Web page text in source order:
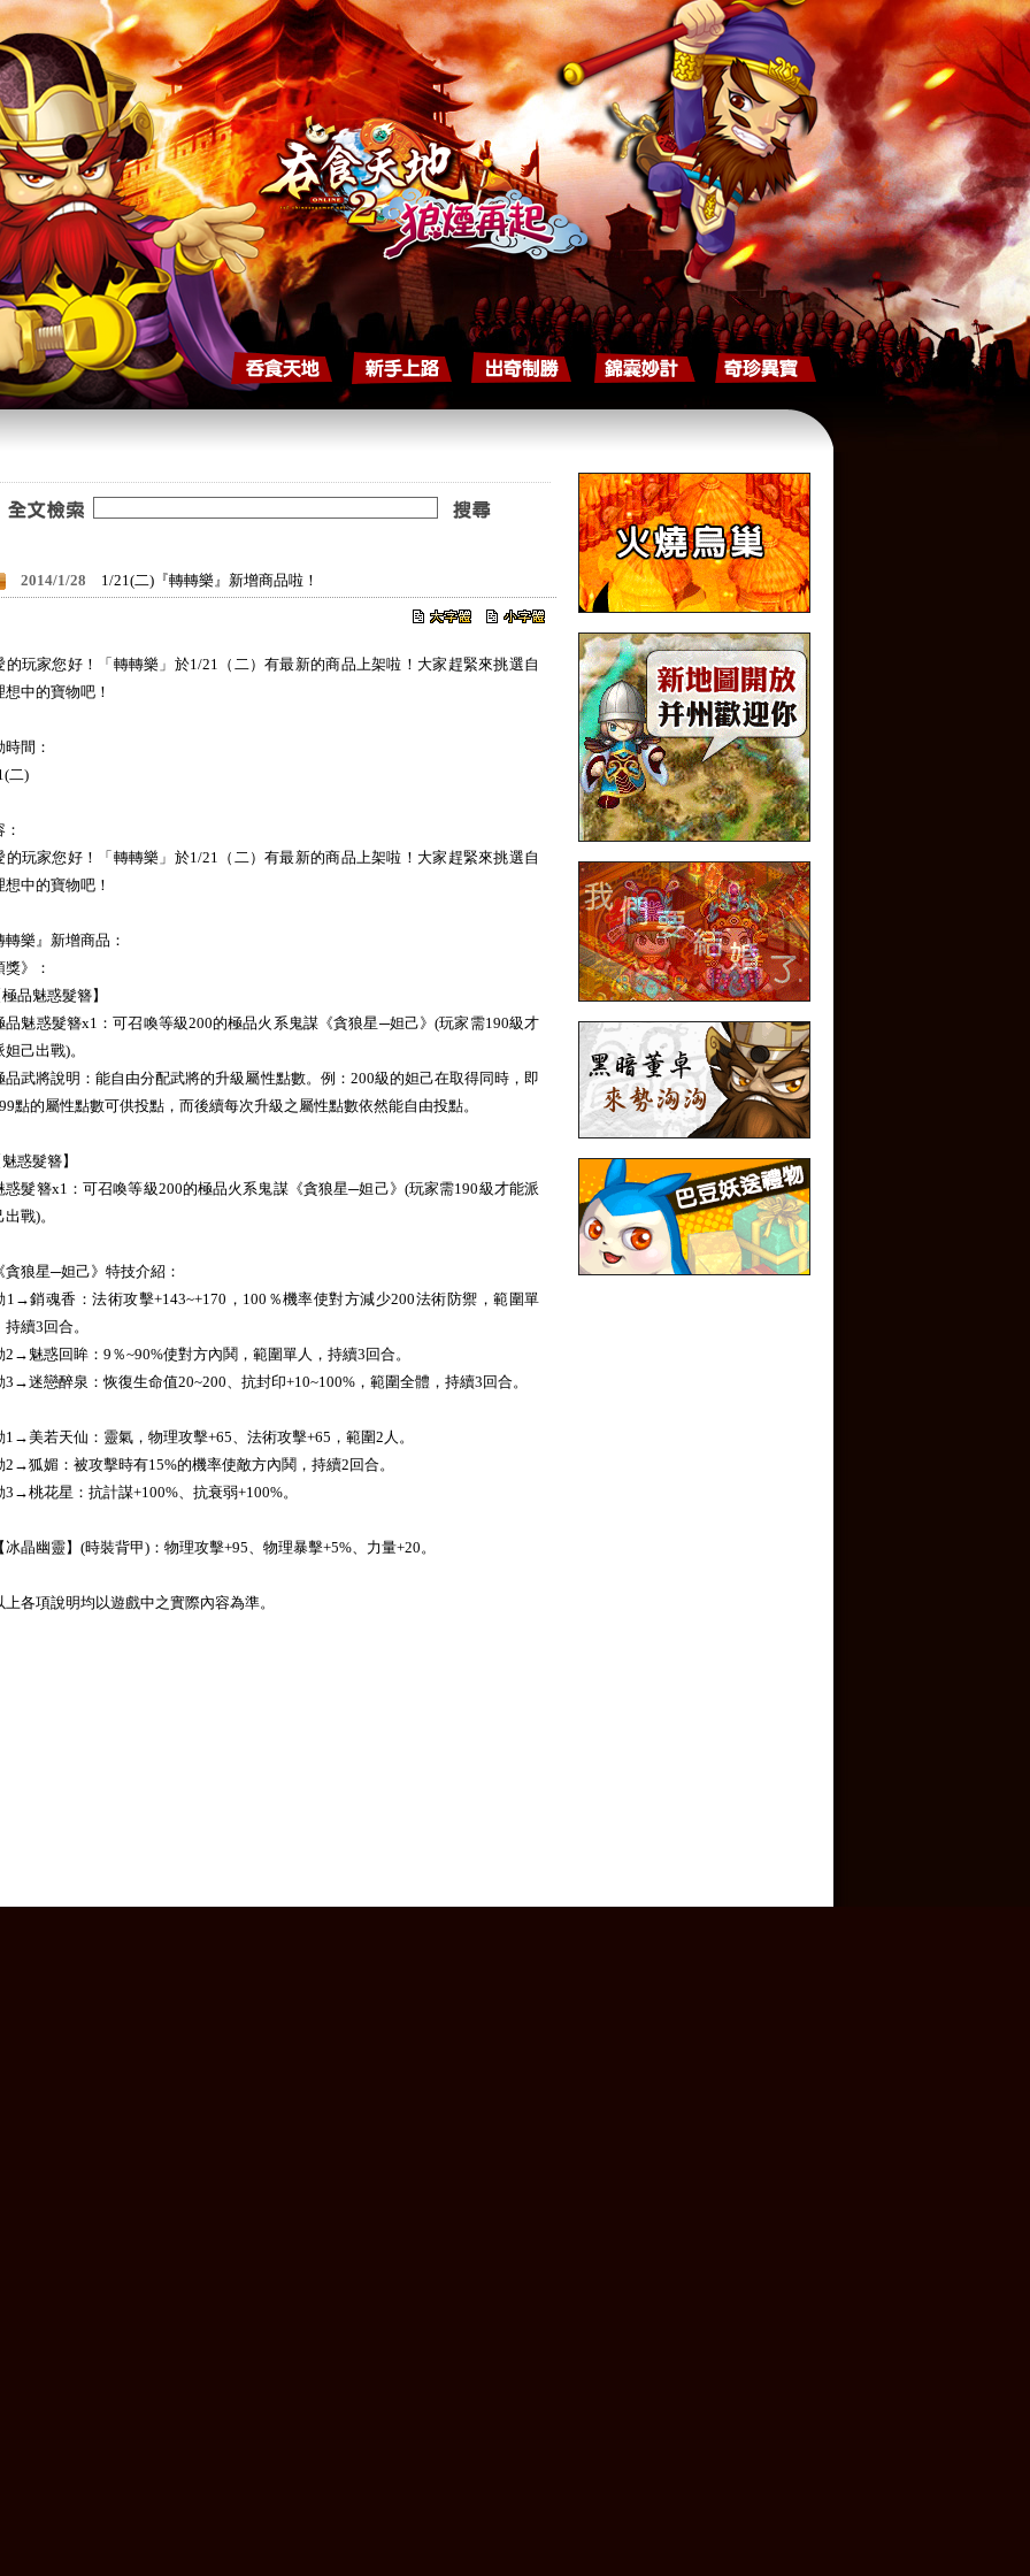
2014/1/28 1/21(二)『轉轉樂』新增商品啦！
的玩家您好！「轉轉樂」於1/21（二）有最新的商品上架啦！大家趕緊來挑選自
想中的寶物吧！
時間：
二)
的玩家您好！「轉轉樂」於1/21（二）有最新的商品上架啦！大家趕緊來挑選自
想中的寶物吧！
轉樂』新增商品：
獎》：
品魅惑髮簪】
魅惑髮簪x1：可召喚等級200的極品火系鬼謀《貪狼星─妲己》(玩家需190級才
妲己出戰)。
武將說明：能自由分配武將的升級屬性點數。例：200級的妲己在取得同時，即
點的屬性點數可供投點，而後續每次升級之屬性點數依然能自由投點。
惑髮簪】
髮簪x1：可召喚等級200的極品火系鬼謀《貪狼星─妲己》(玩家需190級才能派
戰)。
狼星─妲己》特技介紹：
1→銷魂香：法術攻擊+143~+170，100％機率使對方減少200法術防禦，範圍單
持續3回合。
2→魅惑回眸：9％~90%使對方內鬨，範圍單人，持續3回合。
3→迷戀醉泉：恢復生命值20~200、抗封印+10~100%，範圍全體，持續3回合。
1→美若天仙：靈氣，物理攻擊+65、法術攻擊+65，範圍2人。
2→狐媚：被攻擊時有15%的機率使敵方內鬨，持續2回合。
3→桃花星：抗計謀+100%、抗衰弱+100%。
冰晶幽靈】(時裝背甲)：物理攻擊+95、物理暴擊+5%、力量+20。
各項說明均以遊戲中之實際內容為準。